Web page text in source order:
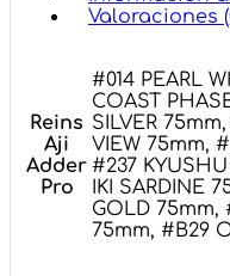
Valoraciones
Reins
Aji
Adder
Pro
#014 PEARL
COAST
SILVER
VIEW 75mm,
#237
IKI SARDINE
GOLD 75mm,
75mm, #B29